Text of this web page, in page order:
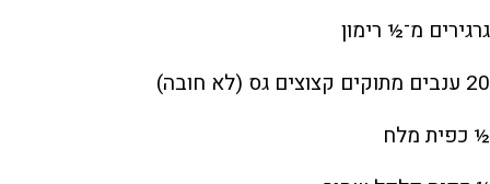
גרגירים מ־½ רימון
20 ענבים מתוקים קצוצים גס (לא חובה)
½ כפית מלח